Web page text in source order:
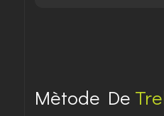
Mètode De